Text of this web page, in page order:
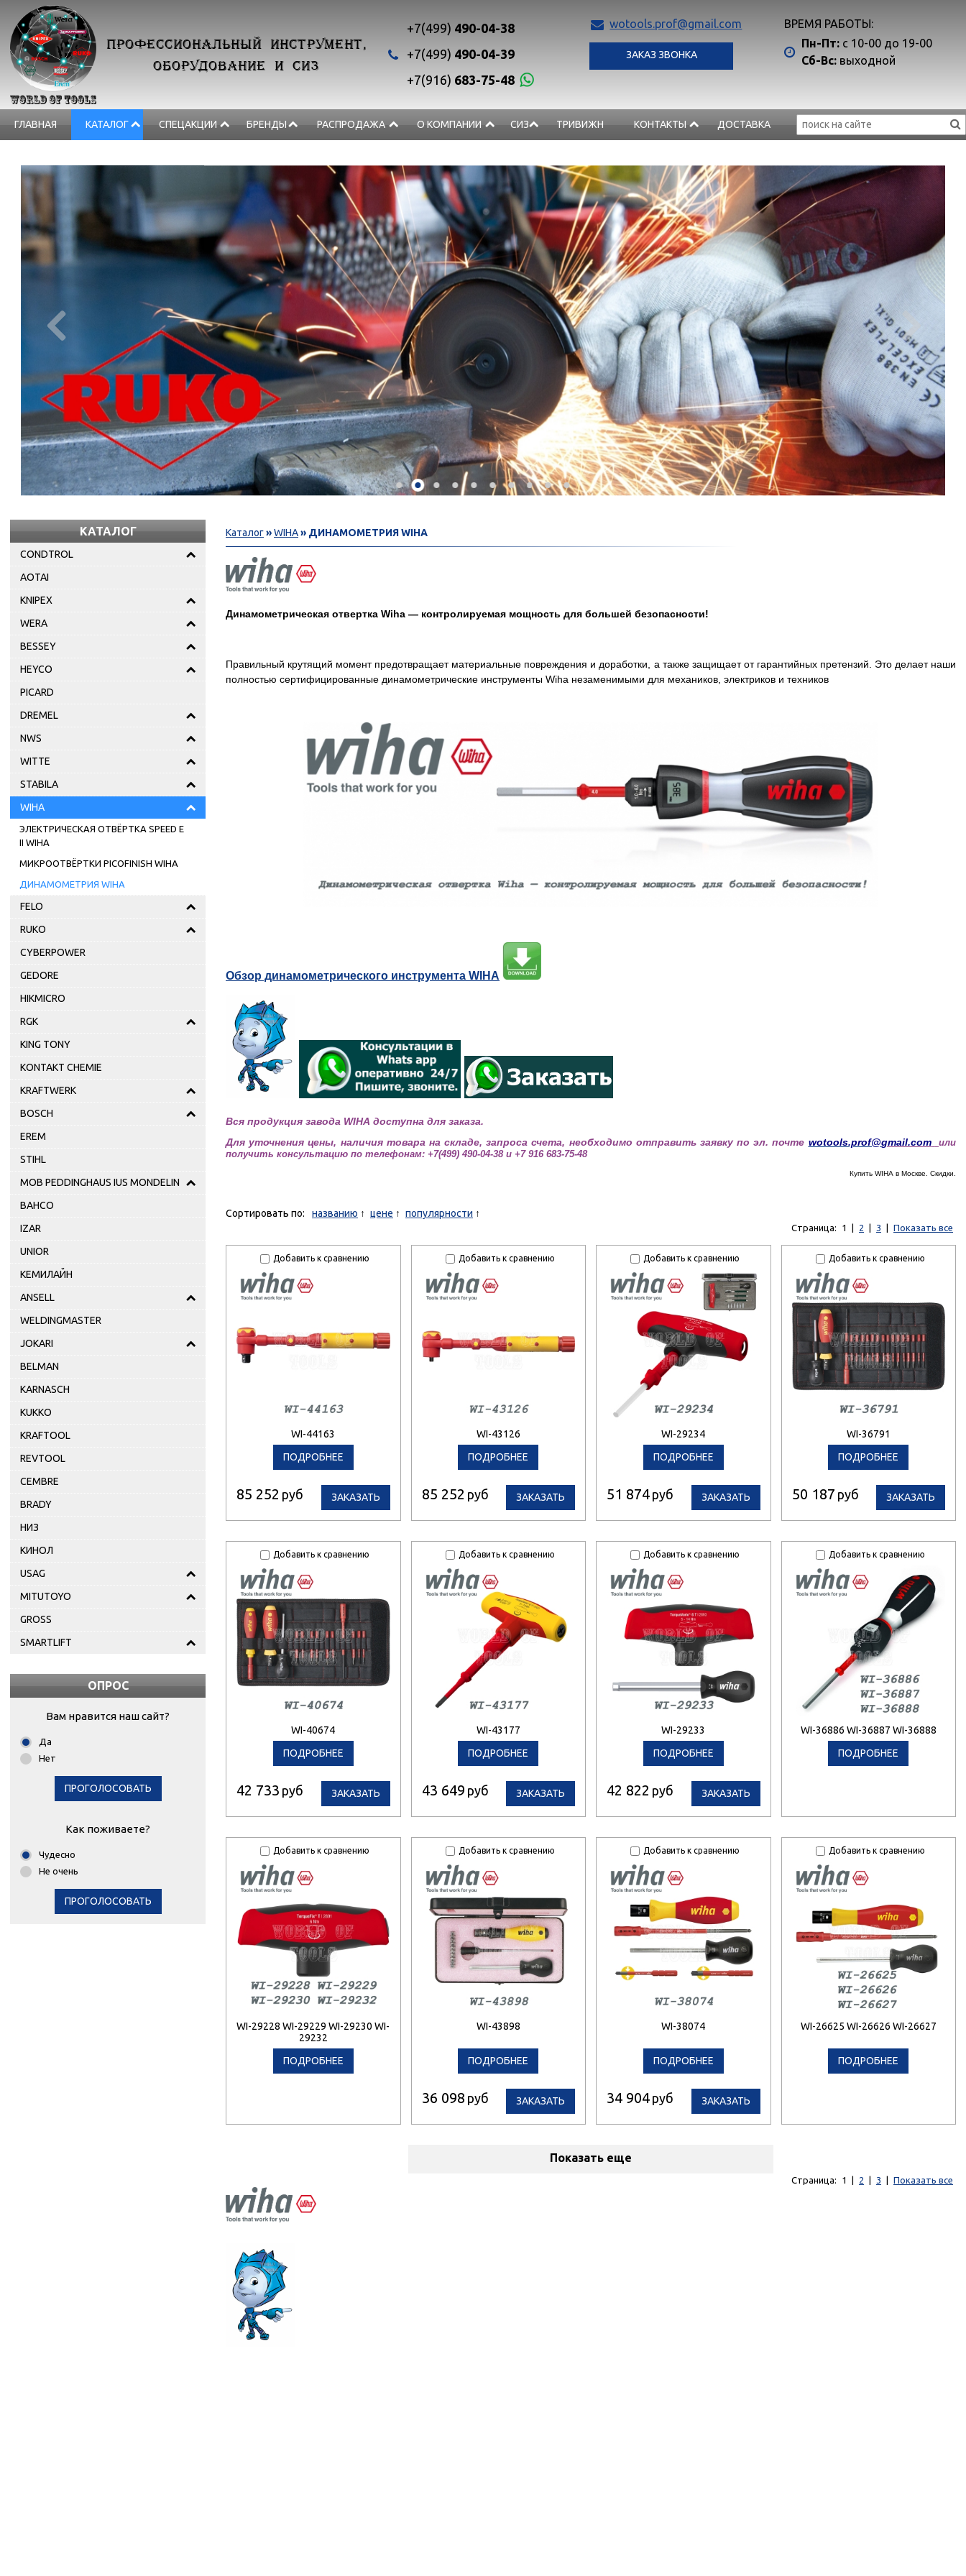
ПРОФЕССИОНАЛЬНЫЙ ИНСТРУМЕНТ,
ОБОРУДОВАНИЕ И СИЗ
+7(499) 490-04-38
+7(499) 490-04-39
+7(916) 683-75-48
wotools.prof@gmail.com
ЗАКАЗ ЗВОНКА
ВРЕМЯ РАБОТЫ:
Пн-Пт: с 10-00 до 19-00
Сб-Вс: выходной
ГЛАВНАЯ КАТАЛОГ СПЕЦАКЦИИ БРЕНДЫ РАСПРОДАЖА О КОМПАНИИ СИЗ ТРИВИЖН КОНТАКТЫ ДОСТАВКА
 
КАТАЛОГ
CONDTROL
AOTAI
KNIPEX
WERA
BESSEY
HEYCO
PICARD
DREMEL
NWS
WITTE
STABILA
WIHA
ЭЛЕКТРИЧЕСКАЯ ОТВЁРТКА SPEED E
II WIHA
МИКРООТВЁРТКИ PICOFINISH WIHA
ДИНАМОМЕТРИЯ WIHA
FELO
RUKO
CYBERPOWER
GEDORE
HIKMICRO
RGK
KING TONY
KONTAKT CHEMIE
KRAFTWERK
BOSCH
EREM
STIHL
MOB PEDDINGHAUS IUS MONDELIN
BAHCO
IZAR
UNIOR
КЕМИЛАЙН
ANSELL
WELDINGMASTER
JOKARI
BELMAN
KARNASCH
KUKKO
KRAFTOOL
REVTOOL
CEMBRE
BRADY
НИЗ
КИНОЛ
USAG
MITUTOYO
GROSS
SMARTLIFT
ОПРОС
Вам нравится наш сайт?
Да
Нет
ПРОГОЛОСОВАТЬ
Как поживаете?
Чудесно
Не очень
ПРОГОЛОСОВАТЬ
Каталог»WIHA» ДИНАМОМЕТРИЯ WIHA
Динамометрическая отвертка Wiha — контролируемая мощность для большей безопасности!
Правильный крутящий момент предотвращает материальные повреждения и доработки, а также защищает от гарантийных претензий. Это делает наши
полностью сертифицированные динамометрические инструменты Wiha незаменимыми для механиков, электриков и техников
Обзор динамометрического инструмента WIHA
Вся продукция завода WIHA доступна для заказа.
Для уточнения цены, наличия товара на складе, запроса счета, необходимо отправить заявку по эл. почте wotools.prof@gmail.com
или
получить консультацию по телефонам: +7(499) 490-04-38 и +7 916 683-75-48
Купить WIHA в Москве. Скидки.
Сортировать по: названию цене популярности
Страница: 1 2 3 Показать все
Добавить к сравнению
WI-44163
ПОДРОБНЕЕ
85 252 руб ЗАКАЗАТЬ
Добавить к сравнению
WI-43126
ПОДРОБНЕЕ
85 252 руб ЗАКАЗАТЬ
Добавить к сравнению
WI-29234
ПОДРОБНЕЕ
51 874 руб ЗАКАЗАТЬ
Добавить к сравнению
WI-36791
ПОДРОБНЕЕ
50 187 руб ЗАКАЗАТЬ
Добавить к сравнению
WI-40674
ПОДРОБНЕЕ
42 733 руб ЗАКАЗАТЬ
Добавить к сравнению
WI-43177
ПОДРОБНЕЕ
43 649 руб ЗАКАЗАТЬ
Добавить к сравнению
WI-29233
ПОДРОБНЕЕ
42 822 руб ЗАКАЗАТЬ
Добавить к сравнению
WI-36886 WI-36887 WI-36888
ПОДРОБНЕЕ
Добавить к сравнению
WI-29228 WI-29229 WI-29230 WI-
29232
ПОДРОБНЕЕ
Добавить к сравнению
WI-43898
ПОДРОБНЕЕ
36 098 руб ЗАКАЗАТЬ
Добавить к сравнению
WI-38074
ПОДРОБНЕЕ
34 904 руб ЗАКАЗАТЬ
Добавить к сравнению
WI-26625 WI-26626 WI-26627
ПОДРОБНЕЕ
Показать еще
Страница: 1 2 3 Показать все